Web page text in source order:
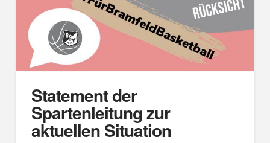
Statement der
Spartenleitung zur
aktuellen Situation